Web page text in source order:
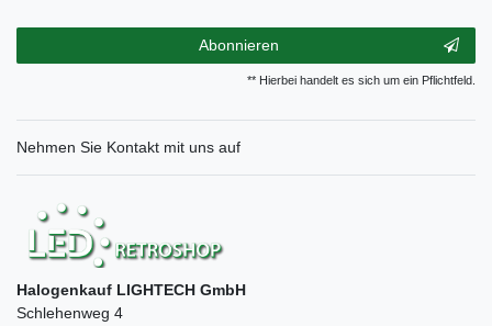
Abonnieren
** Hierbei handelt es sich um ein Pflichtfeld.
Nehmen Sie Kontakt mit uns auf
Halogenkauf LIGHTECH GmbH
Schlehenweg 4